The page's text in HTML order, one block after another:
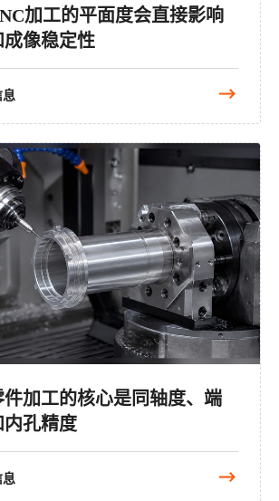
加工的平面度会直接影响
像稳定性
加工的核心是同轴度、端
内孔精度